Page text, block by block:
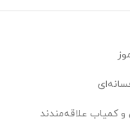
کمیاب علاقه‌مندند